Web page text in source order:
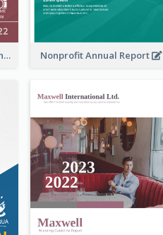
Dark Research Findings Annual Report Nonprofit Annual Report